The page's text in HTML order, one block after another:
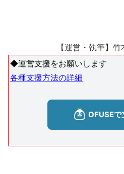
【運営・執筆】竹
◆運営支援をお願いします
各種支援方法の詳細